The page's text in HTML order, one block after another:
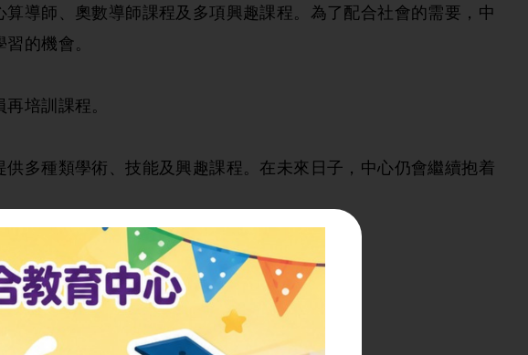
導師、奧數導師課程及多項興趣課程。為了配合社會的需要，中
的機會。
培訓課程。
多種類學術、技能及興趣課程。在未來日子，中心仍會繼續抱着